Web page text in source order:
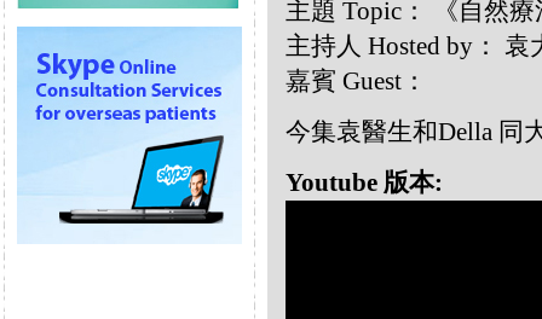
主題 Topic： 《自然
主持人 Hosted by：
嘉賓 Guest：
今集袁醫生和Della 同
Youtube 版本: